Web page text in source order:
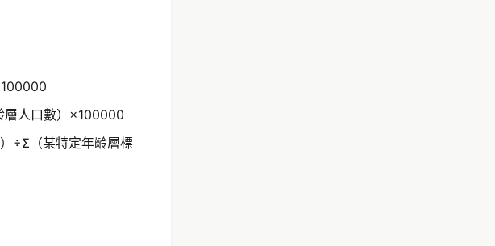
層人口數）×100000
÷Σ（某特定年齡層標